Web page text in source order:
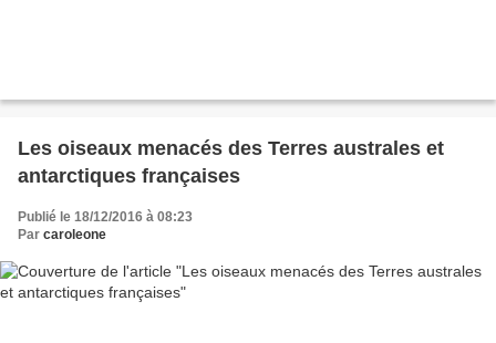
Les oiseaux menacés des Terres australes et
antarctiques françaises
Publié le 18/12/2016 à 08:23
Par caroleone